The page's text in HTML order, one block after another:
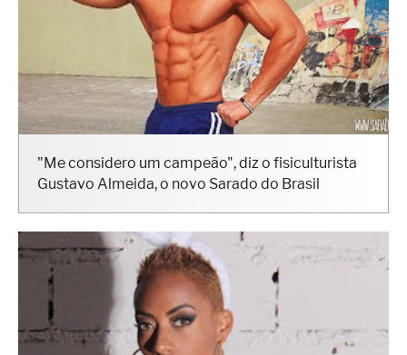
"Me considero um campeão", diz o fisiculturista